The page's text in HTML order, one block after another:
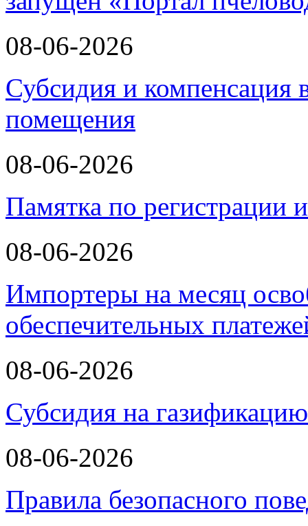
08-06-2026
Субсидия и компенсация
помещения
08-06-2026
Памятка по
08-06-2026
Импортеры на месяц
обеспечительных
08-06-2026
Субсидия на
08-06-2026
Правила безопасного